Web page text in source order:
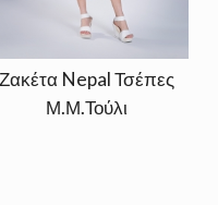
Ζακέτα Nepal Τσέπες
Μ.Μ.Τούλι